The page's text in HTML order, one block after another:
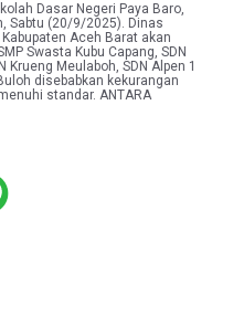
Dasar Negeri Paya Baro,
Sabtu (20/9/2025). Dinas
Aceh Barat akan
Swasta Kubu Capang, SDN
Krueng Meulaboh, SDN Alpen 1
disebabkan kekurangan
standar. ANTARA